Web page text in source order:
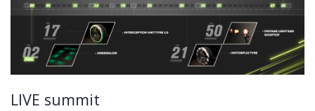
LIVE summit